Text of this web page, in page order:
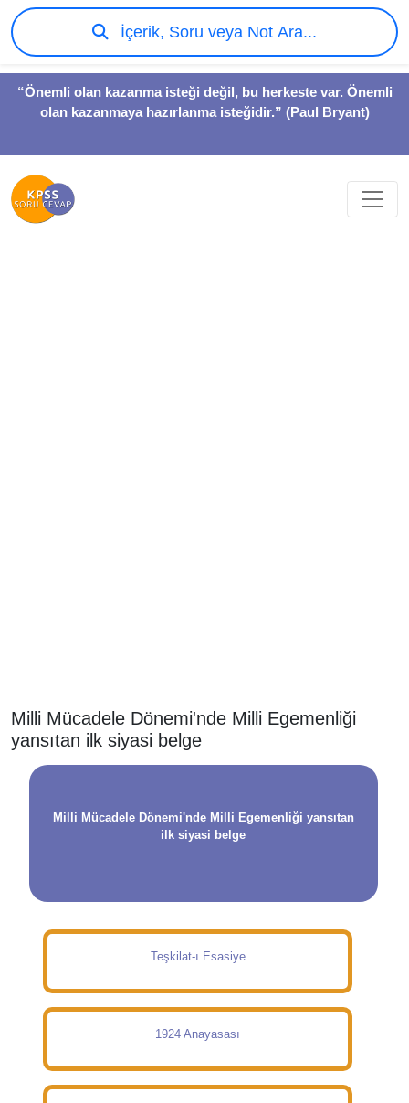
“Önemli olan kazanma isteği değil, bu herkeste var. Önemli
olan kazanmaya hazırlanma isteğidir.” (Paul Bryant)
İçerik, Soru veya Not Ara...
Milli Mücadele Dönemi'nde Milli Egemenliği
yansıtan ilk siyasi belge
Milli Mücadele Dönemi'nde Milli Egemenliği yansıtan
ilk siyasi belge
Teşkilat-ı Esasiye
1924 Anayasası